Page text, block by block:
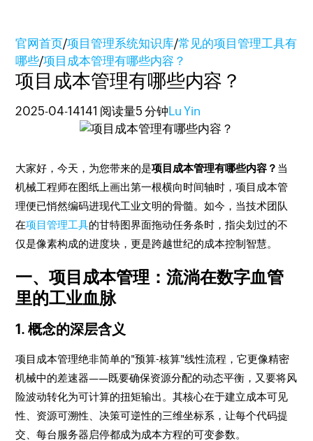
官网首页/项目管理系统知识库/常见的项目管理工具有
哪些/项目成本管理有哪些内容？
项目成本管理有哪些内容？
2025-04-14141 阅读量5 分钟 Lu Yin
大家好，今天，为您带来的是项目成本管理有哪些内容？ 当
机械工程师在图纸上画出第一根横向时间轴时，项目成本管
理便已悄然编码进现代工业文明的骨髓。如今，当技术团队
在项目管理工具的甘特图界面拖动任务条时，指尖划过的不
仅是像素构成的进度块，更是跨越世纪的成本控制智慧。
一、项目成本管理：流淌在数字血管
里的工业血脉
1. 概念的深层含义
项目成本管理绝非简单的"预算-核算"线性流程，它更像精密
机械中的差速器——既要确保资源分配的动态平衡，又要将风
险波动转化为可计算的扭矩输出。其核心在于建立成本可见
性、资源可溯性、决策可逆性的三维坐标系，让每个代码提
交、每台服务器启停都成为成本方程的可变参数。